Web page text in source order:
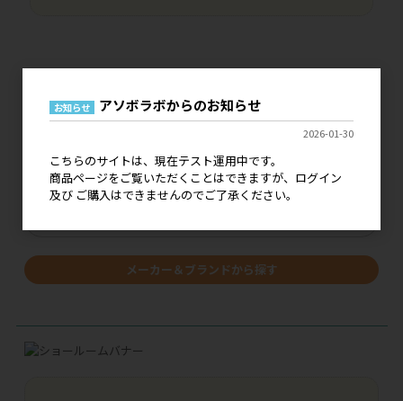
価格改定・仕様変更の
ご案内はこちら
キーワードで探す
メーカー＆ブランドから探す
お知らせ アソボラボからのお知らせ
2026-01-30
こちらのサイトは、現在テスト運用中です。
商品ページをご覧いただくことはできますが、ログイン
及び ご購入はできませんのでご了承ください。